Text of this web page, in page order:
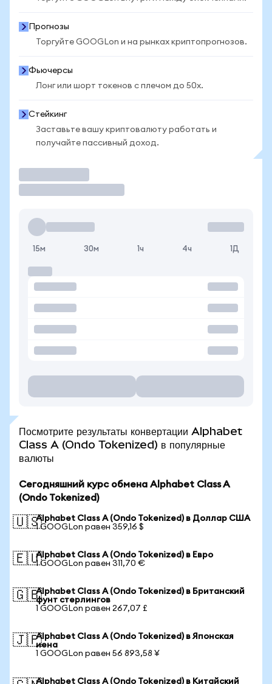
Прогнозы
Торгуйте GOOGLon и на рынках криптопрогнозов.
Фьючерсы
Лонг или шорт токенов с плечом до 50x.
Стейкинг
Заставьте вашу криптовалюту работать и
получайте пассивный доход.
15м 30м 1ч 4ч 1Д
Посмотрите результаты конвертации Alphabet
Class A (Ondo Tokenized) в популярные
валюты
Сегодняшний курс обмена Alphabet Class A
(Ondo Tokenized)
🇺🇸Alphabet Class A (Ondo Tokenized) в Доллар США
1 GOOGLon равен 359,16 $
🇪🇺Alphabet Class A (Ondo Tokenized) в Евро
1 GOOGLon равен 311,70 €
🇬🇧Alphabet Class A (Ondo Tokenized) в Британский
фунт стерлингов
1 GOOGLon равен 267,07 £
🇯🇵Alphabet Class A (Ondo Tokenized) в Японская
иена
1 GOOGLon равен 56 893,58 ¥
Alphabet Class A (Ondo Tokenized) в Китайский